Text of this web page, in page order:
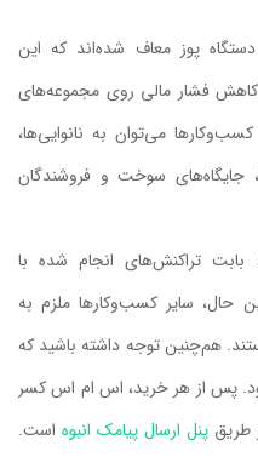
پوز معاف شده‌اند که این
فشار مالی روی مجموعه‌های
می‌توان به نانوایی‌ها،
جایگاه‌های سوخت و فروشندگان
بابت تراکنش‌های انجام شده با
حال، سایر کسب‌وکارها ملزم به
هم‌چنین توجه داشته باشید که
پس از هر خرید، اس ام اس کسر
طریقپنل ارسال پیامک انبوه است.